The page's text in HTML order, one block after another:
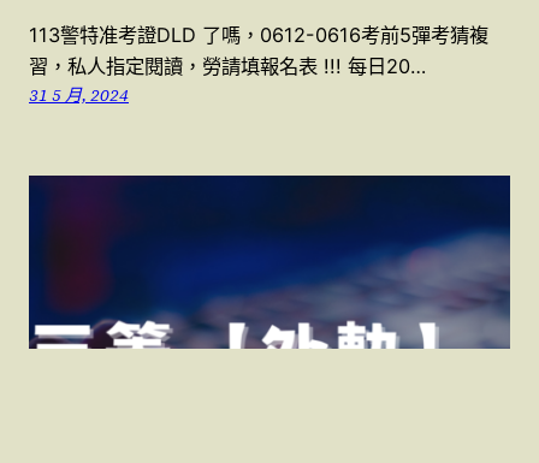
113警特准考證DLD 了嗎，0612-0616考前5彈考猜複
習，私人指定閱讀，勞請填報名表 !!! 每日20…
31 5 月, 2024